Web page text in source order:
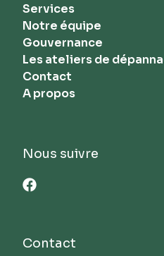
Services
Notre équipe
Gouvernance
Les ateliers de
Contact
A propos
Nous suivre
Contact